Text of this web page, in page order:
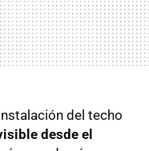
del techo
desde el